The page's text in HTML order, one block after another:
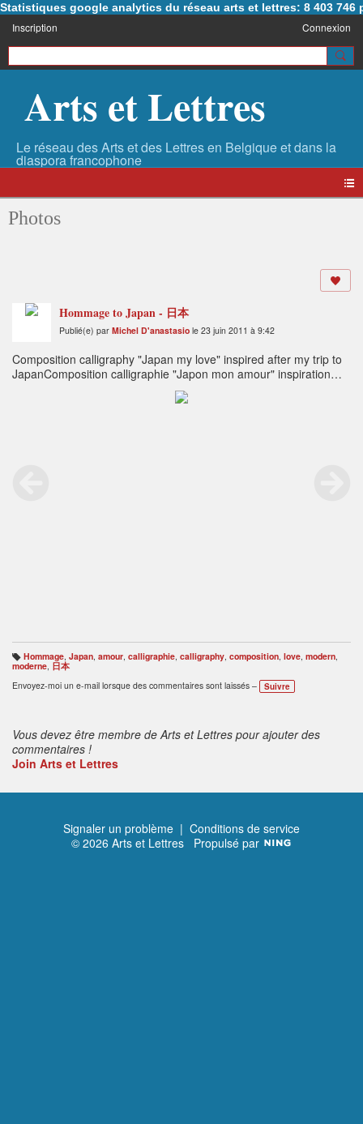
Statistiques google analytics du réseau arts et lettres: 8 403 746
Inscription Connexion
Arts et Lettres
Photos
Hommage to Japan - 日本
Publié(e) par Michel D'anastasio le 23 juin 2011 à 9:42
Composition calligraphy "Japan my love" inspired after my trip to
JapanComposition calligraphie "Japon mon amour" inspiration
B
ali
s
e
Hommage, Japan, amour, calligraphie, calligraphy, composition, love, modern,
moderne 日本
Envoyez-moi un e-mail lorsque des commentaires sont laissés –
Suivre
Vous devez être membre de Arts et Lettres pour ajouter des
commentaires !
Join Arts et Lettres
Signaler un problème | Conditions de service
© 2026 Arts et Lettres Propulsé par